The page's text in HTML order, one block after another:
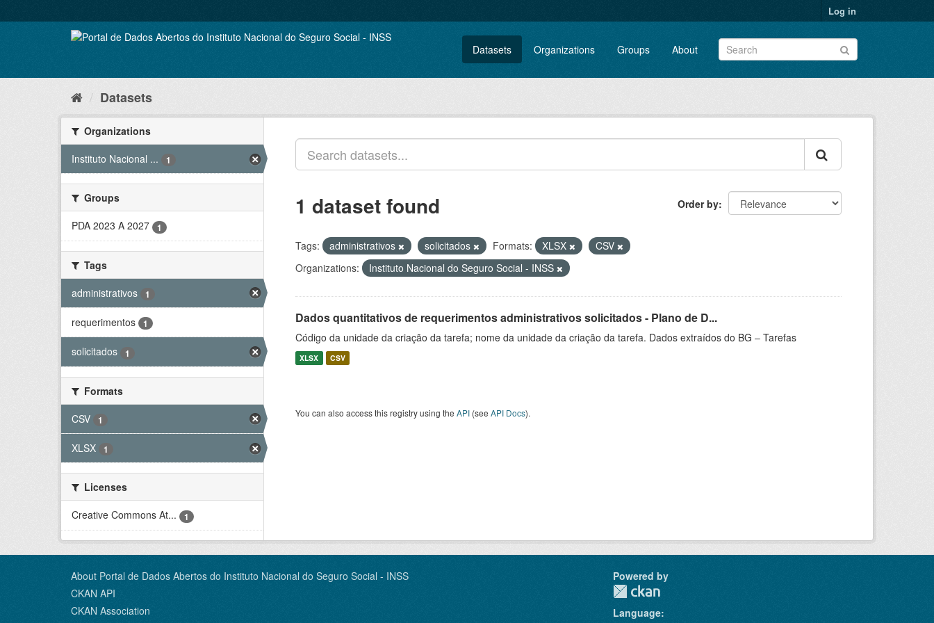
to
Log in
Datasets Organizations Groups About
Datasets
Organizations
Instituto Nacional ...
1
Groups
PDA 2023 A 2027
1
Tags
administrativos
1
requerimentos 1
solicitados 1
Formats
CSV
1
XLSX 1
Licenses
Creative Commons At...
1
Order by
1 dataset found
Tags: administrativos solicitados Formats: XLSX
CSV
Organizations:
Instituto Nacional do Seguro Social - INSS
Dados quantitativos de requerimentos administrativos solicitados - Plano de D...
Código da unidade da criação da tarefa; nome da unidade da criação da tarefa. Dados extraídos do BG – Tarefas
XLSX CSV
You can also access this registry using the API (see API Docs).
About Portal de Dados Abertos do Instituto Nacional do Seguro Social - INSS
CKAN API
CKAN Association
Powered by
Language